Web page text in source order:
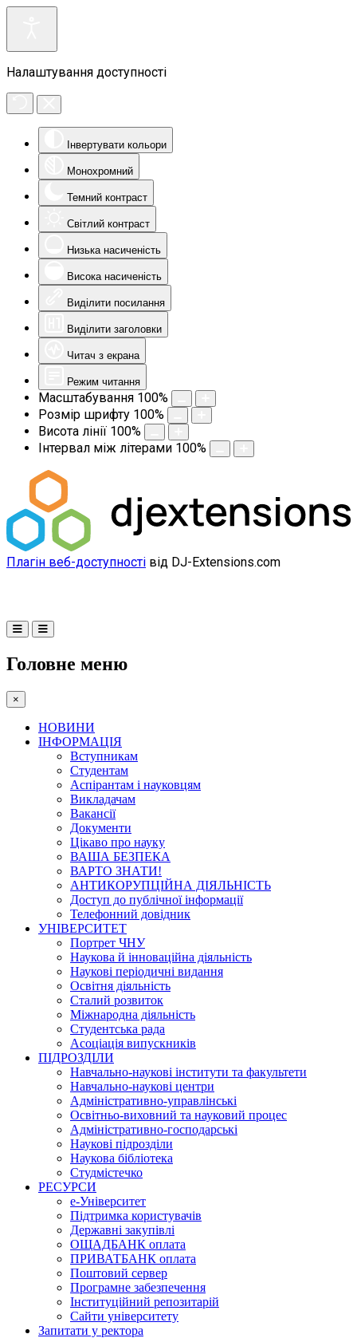
Налаштування доступності
Інвертувати кольори
Монохромний
Темний контраст
Світлий контраст
Низька насиченість
Висока насиченість
Виділити посилання
Виділити заголовки
Читач з екрана
Режим читання
Масштабування 100%
Розмір шрифту 100%
Висота лінії 100%
Інтервал між літерами 100%
Плагін веб-доступності від DJ-Extensions.com
Головне меню
×
НОВИНИ
ІНФОРМАЦІЯ
Вступникам
Студентам
Аспірантам і науковцям
Викладачам
Вакансії
Документи
Цікаво про науку
ВАША БЕЗПЕКА
ВАРТО ЗНАТИ!
АНТИКОРУПЦІЙНА ДІЯЛЬНІСТЬ
Доступ до публічної інформації
Телефонний довідник
УНІВЕРСИТЕТ
Портрет ЧНУ
Наукова й інноваційна діяльність
Наукові періодичні видання
Освітня діяльність
Сталий розвиток
Міжнародна діяльність
Студентська рада
Асоціація випускників
ПІДРОЗДІЛИ
Навчально-наукові інститути та факультети
Навчально-наукові центри
Адміністративно-управлінські
Освітньо-виховний та науковий процес
Адміністративно-господарські
Наукові підрозділи
Наукова бібліотека
Студмістечко
РЕСУРСИ
е-Університет
Підтримка користувачів
Державні закупівлі
ОЩАДБАНК оплата
ПРИВАТБАНК оплата
Поштовий сервер
Програмне забезпечення
Інституційний репозитарій
Сайти університету
Запитати у ректора